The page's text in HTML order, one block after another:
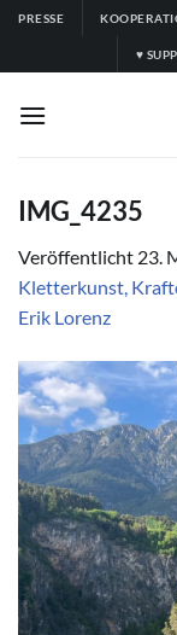
Zum
springen
PRESSE
♥
IMG_4235
Veröffentlicht 23.
Kletterkunst,
Erik Lorenz